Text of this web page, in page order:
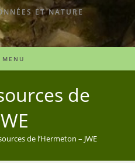
ET NATURE
MENU
de
de l’Hermeton – JWE